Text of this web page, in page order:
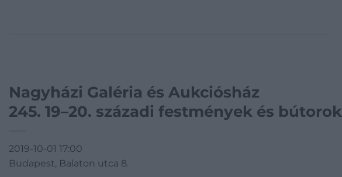
Nagyházi Galéria és Aukciósház
245. 19–20. századi festmények és bútorok
2019-10-01 17:00
Budapest, Balaton utca 8.